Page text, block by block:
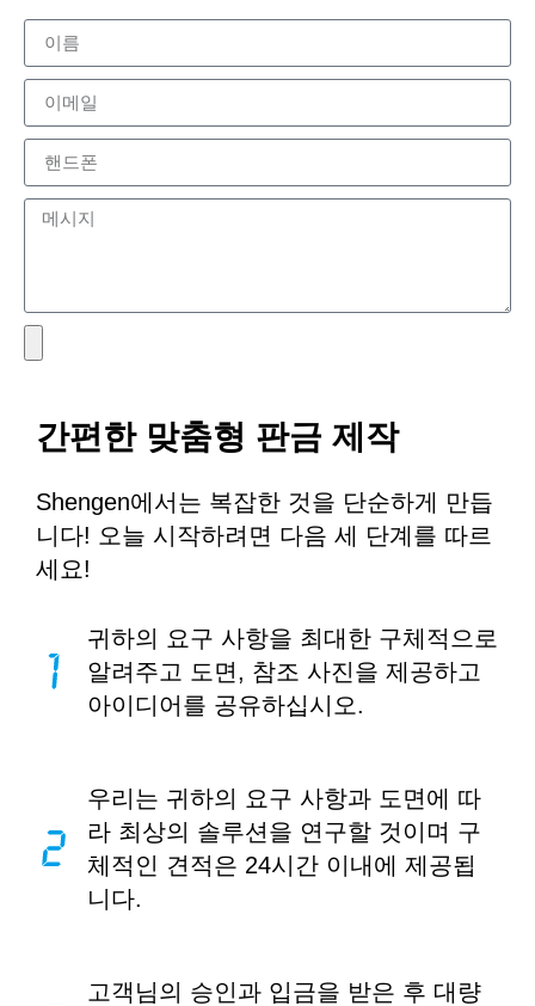
간편한 맞춤형 판금 제작
Shengen에서는 복잡한 것을 단순하게 만듭
니다! 오늘 시작하려면 다음 세 단계를 따르
세요!
귀하의 요구 사항을 최대한 구체적으로
알려주고 도면, 참조 사진을 제공하고
아이디어를 공유하십시오.
우리는 귀하의 요구 사항과 도면에 따
라 최상의 솔루션을 연구할 것이며 구
체적인 견적은 24시간 이내에 제공됩
니다.
고객님의 승인과 입금을 받은 후 대량